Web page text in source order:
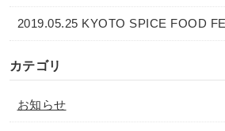
2019.05.25 KYOTO SPICE FOOD
カテゴリ
お知らせ